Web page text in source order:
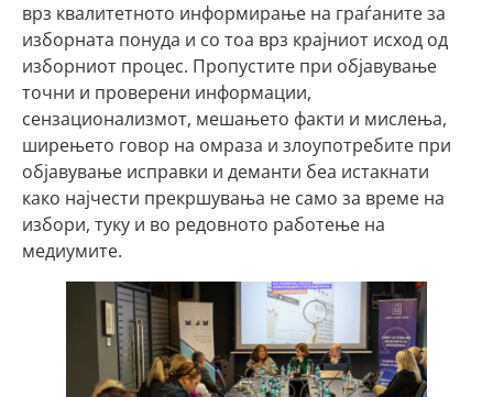
врз квалитетното информирање на граѓаните за
изборната понуда и со тоа врз крајниот исход од
изборниот процес. Пропустите при објавување
точни и проверени информации,
сензационализмот, мешањето факти и мислења,
ширењето говор на омраза и злоупотребите при
објавување исправки и деманти беа истакнати
како најчести прекршувања не само за време на
избори, туку и во редовното работење на
медиумите.